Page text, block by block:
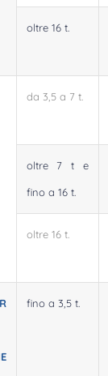
oltre 16 t.
da 3,5 a 7 t.
oltre 7 t e
fino a 16 t.
oltre 16 t.
fino a 3,5 t.